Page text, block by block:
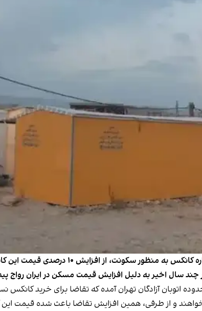
تجارت‌نیوز با اشاره به دو برابر شدن تقاضا
سال اخیر به دلیل افزایش قیمت مسکن در ایران رواج
اتوبان آزادگان تهران آمده که تقاضا برای خرید
از طرفی، همین افزایش تقاضا باعث شده قیمت این کانکس‌ها از